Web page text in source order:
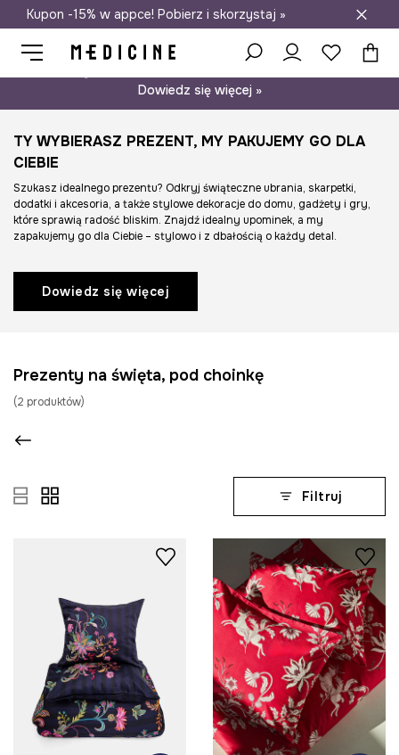
Darmowa dostawa do salonów
Kupon -15% w appce! Pobierz i skorzystaj »
Dowiedz się więcej »
TY WYBIERASZ PREZENT, MY PAKUJEMY GO DLA
CIEBIE
Szukasz idealnego prezentu? Odkryj świąteczne ubrania, skarpetki,
dodatki i akcesoria, a także stylowe dekoracje do domu, gadżety i gry,
które sprawią radość bliskim. Znajdź idealny upominek, a my
zapakujemy go dla Ciebie – stylowo i z dbałością o każdy detal.
Dowiedz się więcej
Prezenty na święta, pod choinkę
(2 produktów)
Filtruj